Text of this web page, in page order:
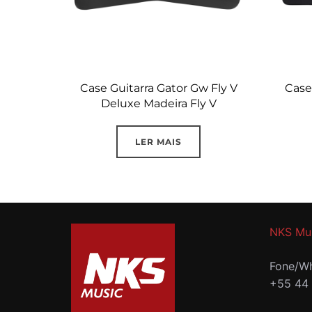
Case Guitarra Gator Gw Fly V
Deluxe Madeira Fly V
LER MAIS
NKS
Fone/
+55 44